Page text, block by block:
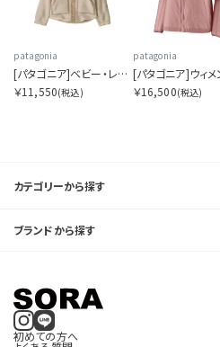
patagonia
[パタゴニア]ベビー・レトロ・パイル・ジャケット
￥11,550(税込)
patagonia
￥16,500(税込)
カテゴリーから探す
ブランドから探す
初めての方へ